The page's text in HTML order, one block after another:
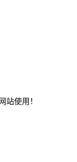
站使用！